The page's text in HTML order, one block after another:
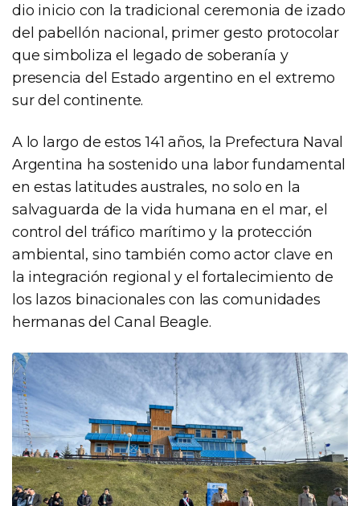
dio inicio con la tradicional ceremonia de izado
del pabellón nacional, primer gesto protocolar
que simboliza el legado de soberanía y
presencia del Estado argentino en el extremo
sur del continente.
A lo largo de estos 141 años, la Prefectura Naval
Argentina ha sostenido una labor fundamental
en estas latitudes australes, no solo en la
salvaguarda de la vida humana en el mar, el
control del tráfico marítimo y la protección
ambiental, sino también como actor clave en
la integración regional y el fortalecimiento de
los lazos binacionales con las comunidades
hermanas del Canal Beagle.